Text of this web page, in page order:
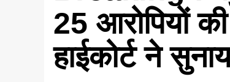
25 आरोपियों
हाईकोर्ट ने